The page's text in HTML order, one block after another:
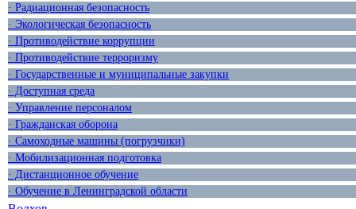
· Радиационная безопасность
· Экологическая безопасность
· Противодействие коррупции
· Противодействие терроризму
· Государственные и муниципальные закупки
· Доступная среда
· Управление персоналом
· Гражданская оборона
· Самоходные машины (погрузчики)
· Мобилизационная подготовка
· Дистанционное обучение
· Обучение в Ленинградской области